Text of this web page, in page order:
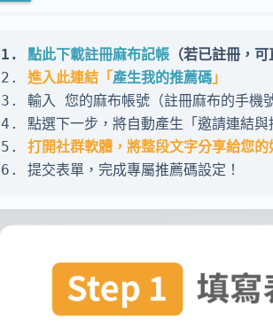
1. 點此下載註冊麻布記帳 （若已註冊，
2. 進入此連結「 產生我的推薦碼 」
3. 輸入 您的麻布帳號（註冊麻布的手機號
4. 點選下一步，將自動產生「邀請連結與
5. 打開社群軟體，將整段文字分享給您的
6. 提交表單，完成專屬推薦碼設定！